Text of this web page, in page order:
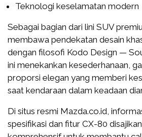
Teknologi keselamatan modern
Sebagai bagian dari lini SUV
membawa pendekatan desain
dengan filosofi Kodo Design —
ini menekankan kesederhanaan,
proporsi elegan yang memberi
saat kendaraan dalam keadaan
Di situs resmi Mazda.co.id,
spesifikasi dan fitur CX-80